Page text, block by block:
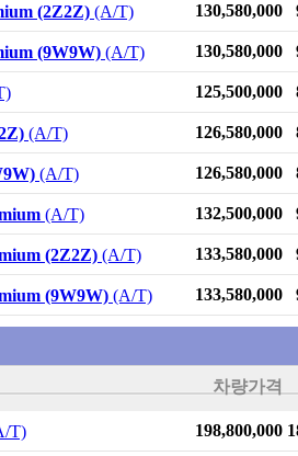
The new 투싼
(NX4) Hybrid
무쏘
더 뉴 스타리아
더 뉴 토레스 하이
브리드
리드
The new 스포티지
HEV
스타리아 Hybrid
AIRCROSS
(2Z2Z) (A/T) 130,580,000
(9W9W) (A/T) 130,580,000
125,500,000
(A/T) 126,580,000
(A/T) 126,580,000
(A/T) 132,500,000
(2Z2Z) (A/T) 133,580,000
(9W9W) (A/T) 133,580,000
차량가격
T) 198,800,000